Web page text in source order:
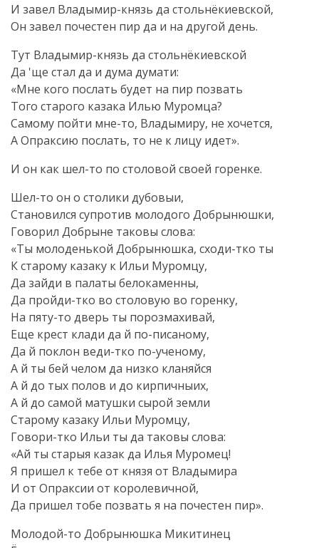
И завел Владымир-князь да стольнёкиевской,
Он завел почестен пир да и на другой день.
Тут Владымир-князь да стольнёкиевской
Да 'ще стал да и дума думати:
«Мне кого послать будет на пир позвать
Того старого казака Илью Муромца?
Самому пойти мне-то, Владымиру, не хочется,
А Опраксию послать, то не к лицу идет».
И он как шел-то по столовой своей горенке.
Шел-то он о столики дубовыи,
Становился супротив молодого Добрынюшки,
Говорил Добрыне таковы слова:
«Ты молоденькой Добрынюшка, сходи-тко ты
К старому казаку к Ильи Муромцу,
Да зайди в палаты белокаменны,
Да пройди-тко во столовую во горенку,
На пяту-то дверь ты порозмахивай,
Еще крест клади да й по-писаному,
Да й поклон веди-тко по-ученому,
А й ты бей челом да низко кланяйся
А й до тых полов и до кирпичныих,
А й до самой матушки сырой земли
Старому казаку Ильи Муромцу,
Говори-тко Ильи ты да таковы слова:
«Ай ты старыя казак да Илья Муромец!
Я пришел к тебе от князя от Владымира
И от Опраксии от королевичной,
Да пришел тобе позвать я на почестен пир».
Молодой-то Добрынюшка Микитинец